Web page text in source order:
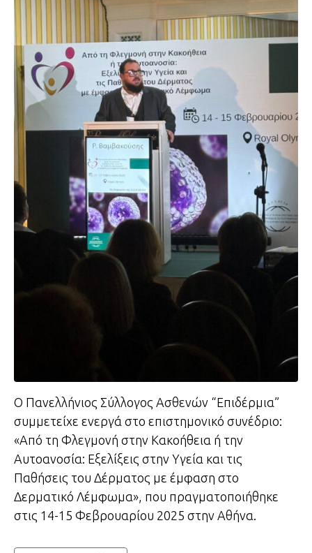
Ο Πανελλήνιος Σύλλογος Ασθενών “Επιδέρμια”
συμμετείχε ενεργά στο επιστημονικό συνέδριο:
«Από τη Φλεγμονή στην Κακοήθεια ή την
Αυτοανοσία: Εξελίξεις στην Υγεία και τις
Παθήσεις του Δέρματος με έμφαση στο
Δερματικό Λέμφωμα», που πραγματοποιήθηκε
στις 14-15 Φεβρουαρίου 2025 στην Αθήνα.